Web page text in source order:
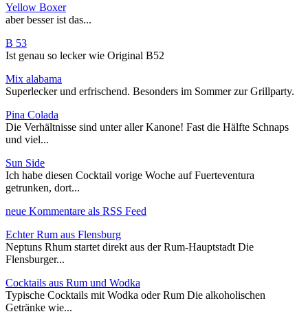
Yellow Boxer
aber besser ist das...
B 53
Ist genau so lecker wie Original B52
Mix alabama
Superlecker und erfrischend. Besonders im Sommer zur Grillparty.
Pina Colada
Die Verhältnisse sind unter aller Kanone! Fast die Hälfte Schnaps
und viel...
Sun Side
Ich habe diesen Cocktail vorige Woche auf Fuerteventura
getrunken, dort...
neue Kommentare als RSS Feed
Echter Rum aus Flensburg
Neptuns Rhum startet direkt aus der Rum-Hauptstadt Die
Flensburger...
Cocktails aus Rum und Wodka
Typische Cocktails mit Wodka oder Rum Die alkoholischen
Getränke wie...